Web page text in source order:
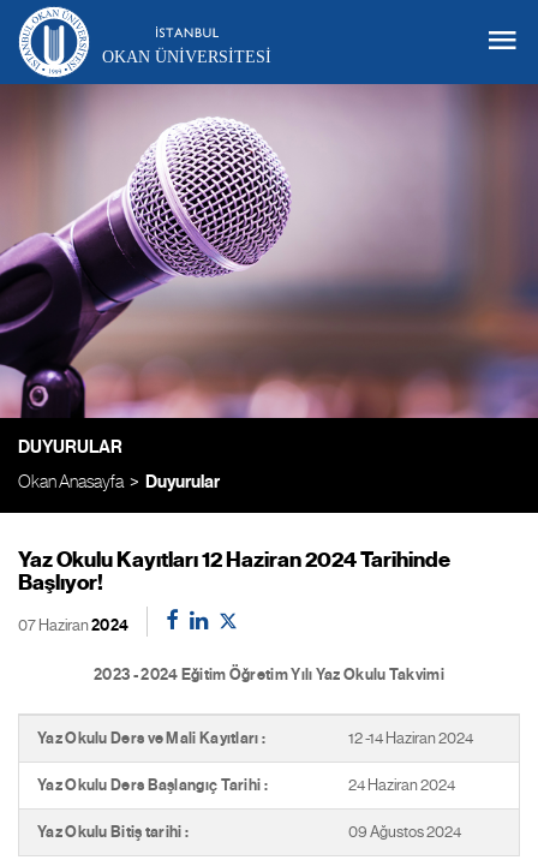
OKAN ÜNIVERSITESI
DUYURULAR
Okan Anasayfa Duyurular
Yaz Okulu Kayıtları 12 Haziran 2024 Tarihinde
Başlıyor!
07 Haziran2024
2023 - 2024 Eğitim Öğretim Yılı Yaz Okulu Takvimi
Yaz Okulu Ders ve Mali Kayıtları : 12 -14 Haziran 2024
Yaz Okulu Ders Başlangıç Tarihi : 24 Haziran 2024
Yaz Okulu Bitiş tarihi : 09 Ağustos 2024